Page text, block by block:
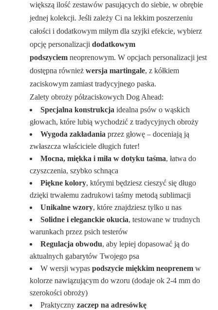
większą ilość zestawów pasujących do siebie, w obrębie
jednej kolekcji. Jeśli zależy Ci na lekkim poszerzeniu
całości i dodatkowym miłym dla szyjki efekcie, wybierz
opcję personalizacjidodatkowym
podszyciem neoprenowym. W opcjach personalizacji jest
dostępna równieżwersja martingale, z kółkiem
zaciskowym zamiast tradycyjnego paska.
Zalety obroży półzaciskowych Dog Ahead:
Specjalna konstrukcja idealna psów o wąskich
głowach, które lubią wychodzić z tradycyjnych obroży
Wygoda zakładania przez głowę – doceniają ją
zwłaszcza właściciele długich futer!
Mocna, miękka i miła w dotyku taśma, łatwa do
czyszczenia, szybko schnąca
Piękne kolory, którymi będziesz cieszyć się długo
dzięki trwałemu zadrukowi taśmy metodą sublimacji
Unikalne wzory, które znajdziesz tylko u nas
Solidne i eleganckie okucia, testowane w trudnych
warunkach przez psich testerów
Regulacja obwodu, aby lepiej dopasować ją do
aktualnych gabarytów Twojego psa
W wersji wypaspodszycie miękkim neoprenem w
kolorze nawiązującym do wzoru (dodaje ok 2-4 mm do
szerokości obroży)
Praktyczny zaczep na adresówkę